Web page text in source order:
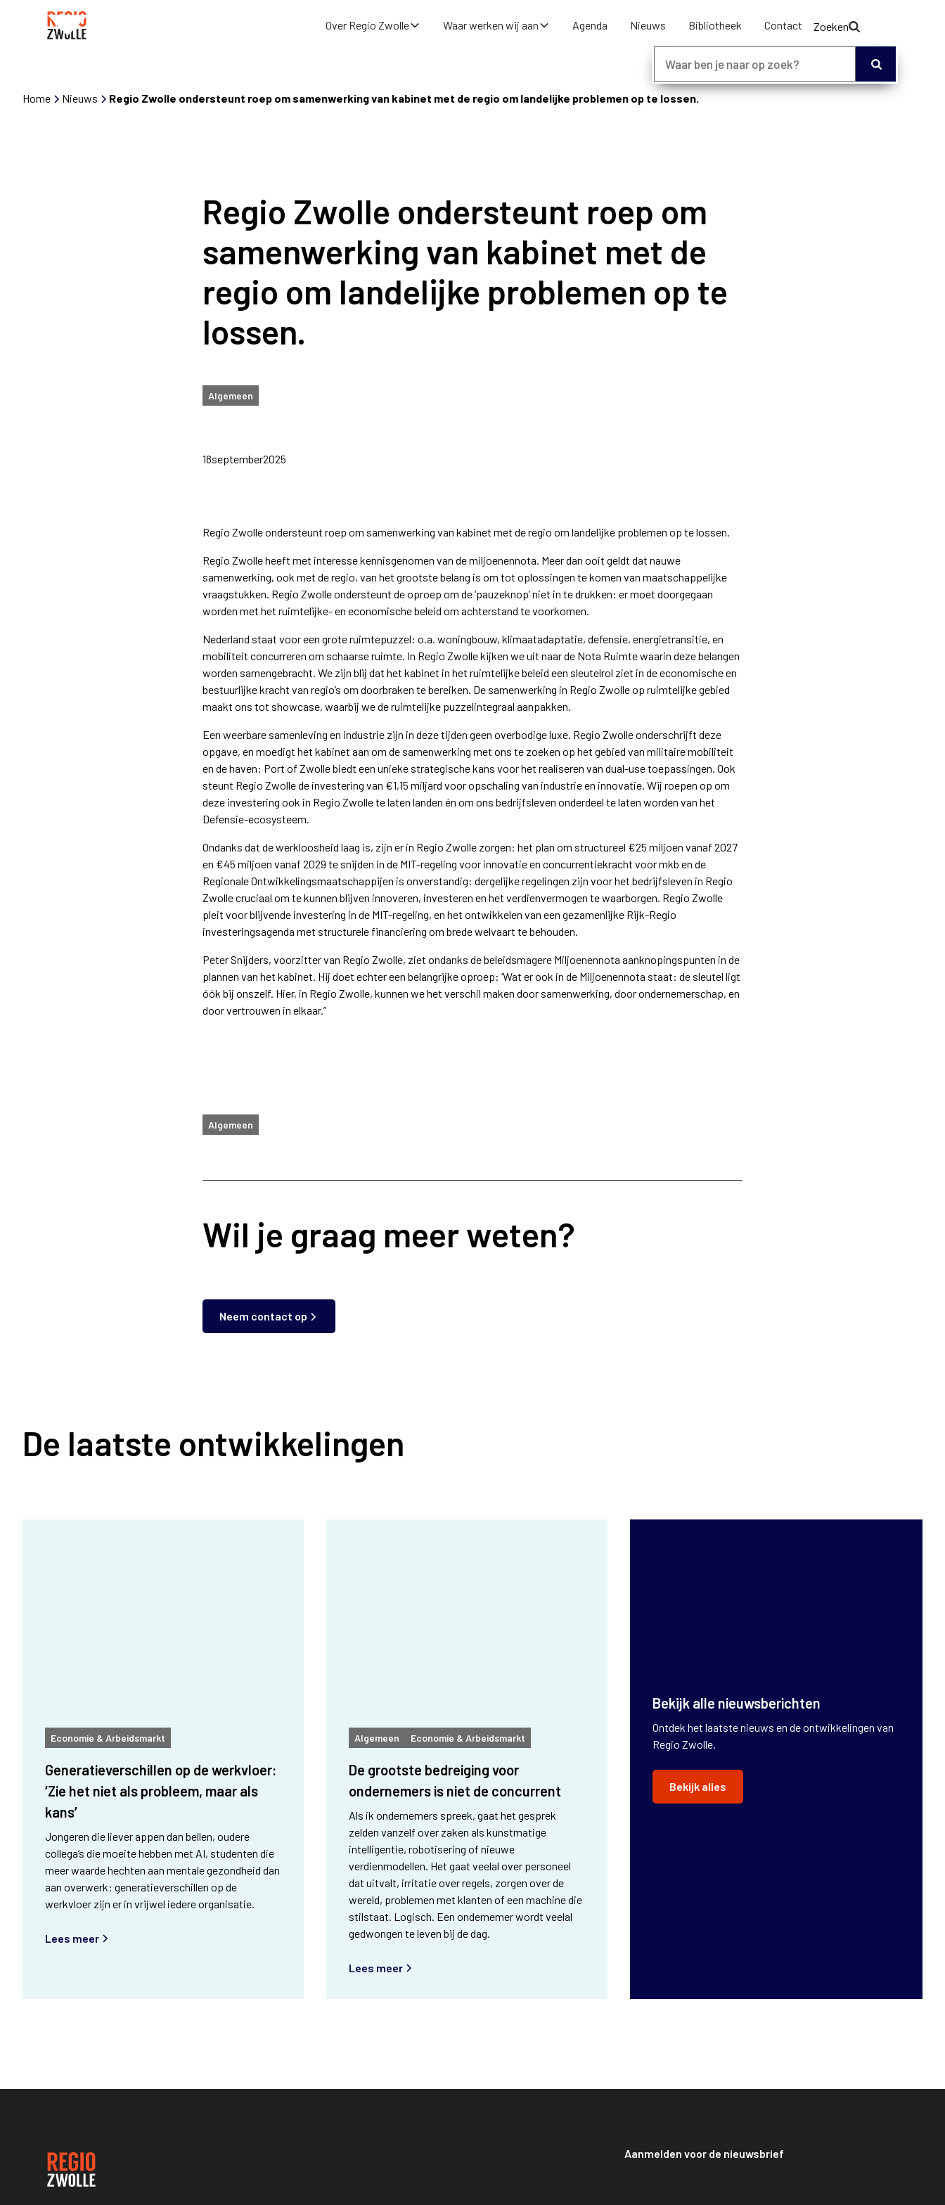
Over Regio Zwolle Waar werken wij aan Agenda Nieuws Bibliotheek Contact Zoeken
Home Nieuws Regio Zwolle ondersteunt roep om samenwerking van kabinet met de regio om landelijke problemen op te lossen.
Regio Zwolle ondersteunt roep om
samenwerking van kabinet met de
regio om landelijke problemen op te
lossen.
Algemeen
18september2025
Regio Zwolle ondersteunt roep om samenwerking van kabinet met de regio om landelijke problemen op te lossen.
Regio Zwolle heeft met interesse kennisgenomen van de miljoenennota. Meer dan ooit geldt dat nauwe
samenwerking, ook met de regio, van het grootste belang is om tot oplossingen te komen van maatschappelijke
vraagstukken. Regio Zwolle ondersteunt de oproep om de ‘pauzeknop’ niet in te drukken: er moet doorgegaan
worden met het ruimtelijke- en economische beleid om achterstand te voorkomen.
Nederland staat voor een grote ruimtepuzzel: o.a. woningbouw, klimaatadaptatie, defensie, energietransitie, en
mobiliteit concurreren om schaarse ruimte. In Regio Zwolle kijken we uit naar de Nota Ruimte waarin deze belangen
worden samengebracht. We zijn blij dat het kabinet in het ruimtelijke beleid een sleutelrol ziet in de economische en
bestuurlijke kracht van regio’s om doorbraken te bereiken. De samenwerking in Regio Zwolle op ruimtelijke gebied
maakt ons tot showcase, waarbij we de ruimtelijke puzzelintegraal aanpakken.
Een weerbare samenleving en industrie zijn in deze tijden geen overbodige luxe. Regio Zwolle onderschrijft deze
opgave, en moedigt het kabinet aan om de samenwerking met ons te zoeken op het gebied van militaire mobiliteit
en de haven: Port of Zwolle biedt een unieke strategische kans voor het realiseren van dual-use toepassingen. Ook
steunt Regio Zwolle de investering van €1,15 miljard voor opschaling van industrie en innovatie. Wij roepen op om
deze investering ook in Regio Zwolle te laten landen én om ons bedrijfsleven onderdeel te laten worden van het
Defensie-ecosysteem.
Ondanks dat de werkloosheid laag is, zijn er in Regio Zwolle zorgen: het plan om structureel €25 miljoen vanaf 2027
en €45 miljoen vanaf 2029 te snijden in de MIT-regeling voor innovatie en concurrentiekracht voor mkb en de
Regionale Ontwikkelingsmaatschappijen is onverstandig: dergelijke regelingen zijn voor het bedrijfsleven in Regio
Zwolle cruciaal om te kunnen blijven innoveren, investeren en het verdienvermogen te waarborgen. Regio Zwolle
pleit voor blijvende investering in de MIT-regeling, en het ontwikkelen van een gezamenlijke Rijk-Regio
investeringsagenda met structurele financiering om brede welvaart te behouden.
Peter Snijders, voorzitter van Regio Zwolle, ziet ondanks de beleidsmagere Miljoenennota aanknopingspunten in de
plannen van het kabinet. Hij doet echter een belangrijke oproep: ‘Wat er ook in de Miljoenennota staat: de sleutel ligt
óók bij onszelf. Hier, in Regio Zwolle, kunnen we het verschil maken door samenwerking, door ondernemerschap, en
door vertrouwen in elkaar.”
Algemeen
Wil je graag meer weten?
Neem contact op
De laatste ontwikkelingen
Generatieverschillen op de werkvloer:
‘Zie het niet als probleem, maar als
kans’
Economie & Arbeidsmarkt
Jongeren die liever appen dan bellen, oudere
collega’s die moeite hebben met AI, studenten die
meer waarde hechten aan mentale gezondheid dan
aan overwerk: generatieverschillen op de
werkvloer zijn er in vrijwel iedere organisatie.
Lees meer
De grootste bedreiging voor
ondernemers is niet de concurrent
Algemeen Economie & Arbeidsmarkt
Als ik ondernemers spreek, gaat het gesprek
zelden vanzelf over zaken als kunstmatige
intelligentie, robotisering of nieuwe
verdienmodellen. Het gaat veelal over personeel
dat uitvalt, irritatie over regels, zorgen over de
wereld, problemen met klanten of een machine die
stilstaat. Logisch. Een ondernemer wordt veelal
gedwongen te leven bij de dag.
Lees meer
Bekijk alle nieuwsberichten
Ontdek het laatste nieuws en de ontwikkelingen van
Regio Zwolle.
Bekijk alles
Aanmelden voor de nieuwsbrief